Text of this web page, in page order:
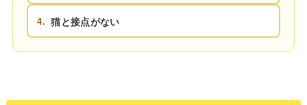
4. 猫と接点がない